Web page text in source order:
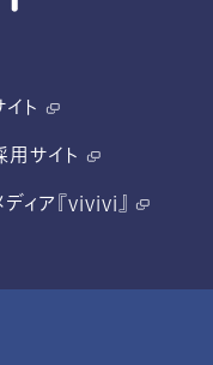
ト
サイト
ィア『vivivi』